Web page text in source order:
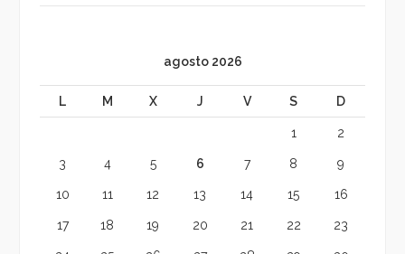
agosto 2026
L M X J V S D
1 2
3 4 5 6 7 8 9
10 11 12 13 14 15 16
17 18 19 20 21 22 23